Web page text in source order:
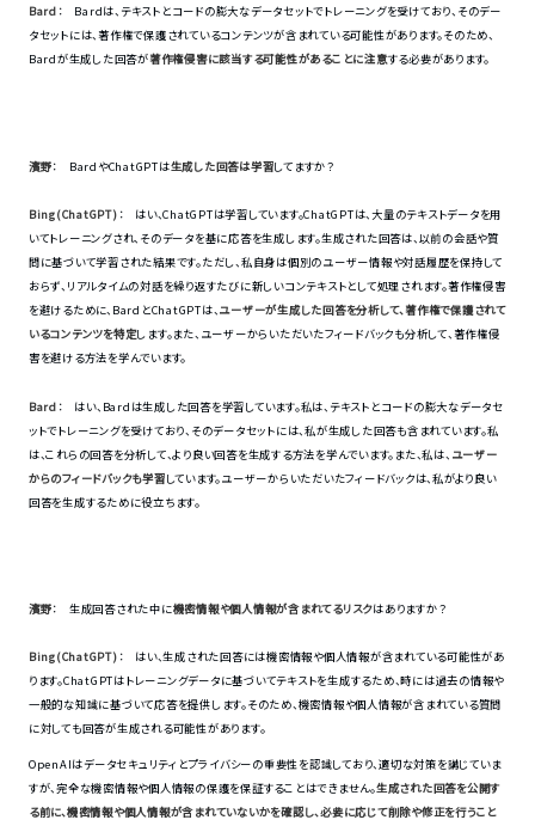
Bard ： Bardは、テキストとコードの膨大なデータセットでトレーニングを受けており、そのデー
タセットには、著作権で保護されているコンテンツが含まれている可能性があります。そのため、
Bardが生成した回答が著作権侵害に該当する可能性があることに注意する必要があります。
濱野： BardやChatGPTは生成した回答は学習してますか？
Bing(ChatGPT) ： はい、ChatGPTは学習しています。ChatGPTは、大量のテキストデータを用
いてトレーニングされ、そのデータを基に応答を生成します。生成された回答は、以前の会話や質
問に基づいて学習された結果です。ただし、私自身は個別のユーザー情報や対話履歴を保持して
おらず、リアルタイムの対話を繰り返すたびに新しいコンテキストとして処理されます。著作権侵害
を避けるために、BardとChatGPTは、ユーザーが生成した回答を分析して、著作権で保護されて
いるコンテンツを特定します。また、ユーザーからいただいたフィードバックも分析して、著作権侵
害を避ける方法を学んでいます。
Bard ： はい、Bardは生成した回答を学習しています。私は、テキストとコードの膨大なデータセ
ットでトレーニングを受けており、そのデータセットには、私が生成した回答も含まれています。私
は、これらの回答を分析して、より良い回答を生成する方法を学んでいます。また、私は、 ユーザー
からのフィードバックも学習しています。ユーザーからいただいたフィードバックは、私がより良い
回答を生成するために役立ちます。
濱野： 生成回答された中に機密情報や個人情報が含まれてるリスクはありますか？
Bing(ChatGPT) ： はい、生成された回答には機密情報や個人情報が含まれている可能性があ
ります。ChatGPTはトレーニングデータに基づいてテキストを生成するため、時には過去の情報や
一般的な知識に基づいて応答を提供します。そのため、機密情報や個人情報が含まれている質問
に対しても回答が生成される可能性があります。
OpenAIはデータセキュリティとプライバシーの重要性を認識しており、適切な対策を講じていま
すが、完全な機密情報や個人情報の保護を保証することはできません。生成された回答を公開す
る前に、機密情報や個人情報が含まれていないかを確認し、必要に応じて削除や修正を行うこと